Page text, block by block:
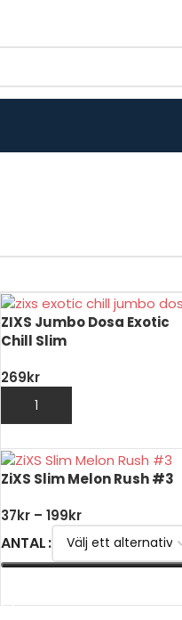
ZIXS Jumbo Dosa Exotic
Chill Slim
269kr
LÄGG TILL I VARUKORG
ZiXS Slim Melon Rush #3
37kr – 199kr
ANTAL